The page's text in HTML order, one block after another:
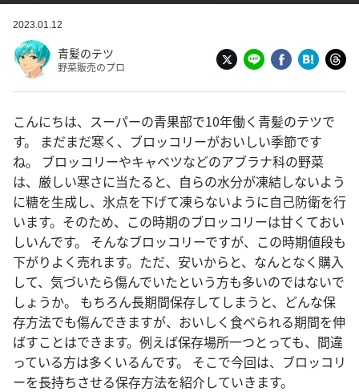
2023.01.12
青髪のテツ
野菜販売のプロ
こんにちは、スーパーの青果部で10年働く青髪のテツで
す。 まだまだ寒く、ブロッコリーがおいしい季節です
ね。 ブロッコリーやキャベツなどのアブラナ科の野菜
は、厳しい寒さに当たると、自らの水分が凍結しないよう
に糖を生成し、氷点を下げて凍らないように自己防衛を行
います。そのため、この時期のブロッコリーは甘くておい
しいんです。 そんなブロッコリーですが、この時期値段も
下がりよく売れます。ただ、安いからと、なんとなく購入
して、気づいたら傷んでいたという方も多いのではないで
しょうか。 もちろん長期間保存してしまうと、どんな保
存方法でも傷んできますが、おいしく食べられる期間を伸
ばすことはできます。例えば保存場所一つとっても、間違
っている方は多くいるんです。 そこで今回は、ブロッコリ
ーを長持ちさせる保存方法を紹介していきます。